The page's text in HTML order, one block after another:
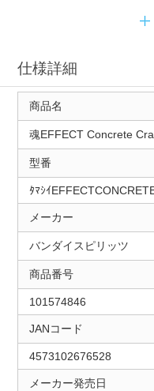
仕様詳細
商品名
魂EFFECT Concrete
型番
ﾀﾏｼｲ
メーカー
バンダイスピリッツ
商品番号
101574846
JANコード
4573102676528
メーカー発売日